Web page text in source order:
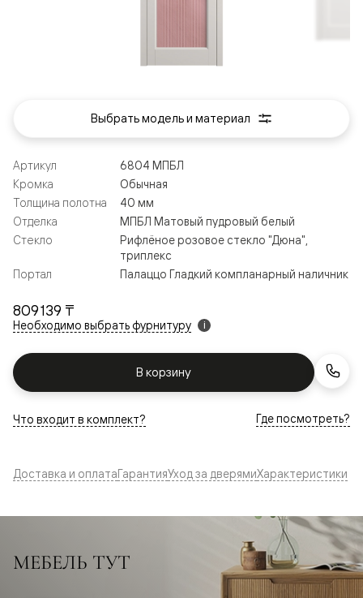
809 139 ₸
Необходимо выбрать фурнитуру i
В корзину
Артикул
6804 МПБЛ
Кромка
Обычная
Толщина полотна
40 мм
Отделка
МПБЛ Матовый пудровый белый
Стекло
Рифлёное розовое стекло "Дюна",
триплекс
Портал
Палаццо Гладкий компланарный наличник
Что входит в комплект? Где посмотреть?
Выбрать модель и материал
Доставка и оплатаГарантияУход за дверямиХарактеристики
МЕБЕЛЬ ТУТ